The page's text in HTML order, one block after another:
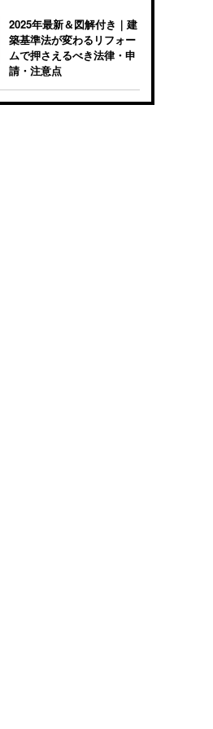
2025年最新＆図解付き｜建
築基準法が変わるリフォー
ムで押さえるべき法律・申
請・注意点